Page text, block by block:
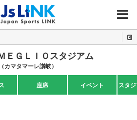
MENU
ＥＧＬＩＯスタジアム
（カマタマーレ讃岐）
座席 イベント スタ